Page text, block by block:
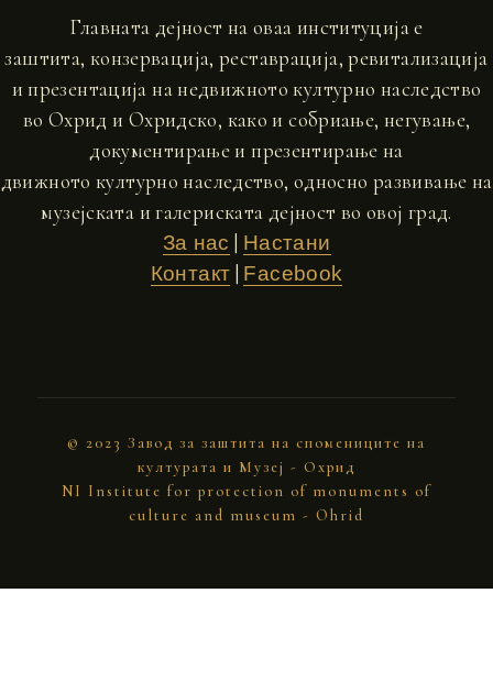
Главната дејност на оваа институција е
заштита, конзервација, реставрација, ревитализација
и презентација на недвижното културно наследство
во Охрид и Охридско, како и собриање, негување,
документирање и презентирање на
движното културно наследство, односно развивање на
музејската и галериската дејност во овој град.
За нас
Настани
Контакт
Facebook
© 2023 Завод за заштита на спомениците на
културата и Музеј - Охрид
NI Institute for protection of monuments of
culture and museum - Ohrid